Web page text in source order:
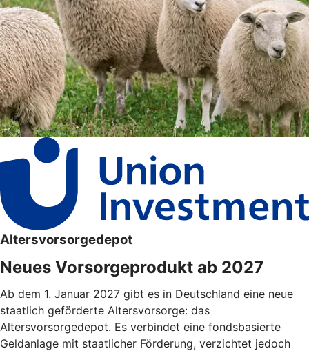
Altersvorsorgedepot
Neues Vorsorgeprodukt ab 2027
Ab dem 1. Januar 2027 gibt es in Deutschland eine neue
staatlich geförderte Altersvorsorge: das
Altersvorsorgedepot. Es verbindet eine fondsbasierte
Geldanlage mit staatlicher Förderung, verzichtet jedoch